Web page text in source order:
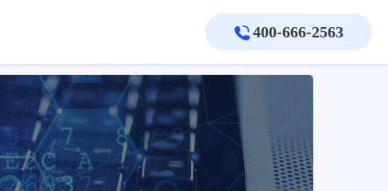
400-666-2563